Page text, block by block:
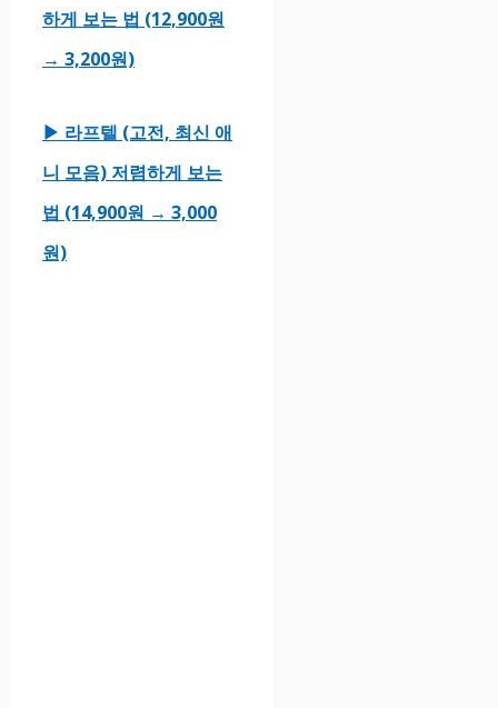
하게 보는 법 (12,900원
→ 3,200원)
▶ 라프텔 (고전, 최신 애
니 모음) 저렴하게 보는
법 (14,900원 → 3,000
원)